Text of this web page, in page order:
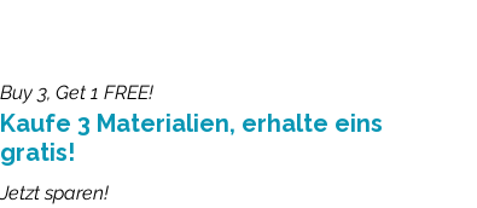
Jetzt sparen!
Kaufe 3 Materialien, erhalte eins
gratis!
Buy 3, Get 1 FREE!